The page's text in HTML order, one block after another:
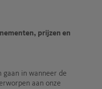
prijzen en
in wanneer de
aan onze